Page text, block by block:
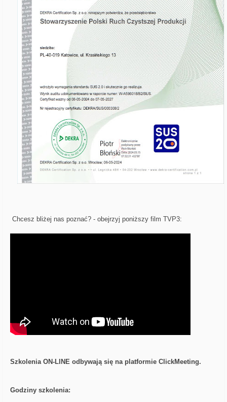
Chcesz bliżej nas poznać? - obejrzyj poniższy film TVP3:
Szkolenia ON-LINE odbywają się na platformie ClickMeeting.
Godziny szkolenia: